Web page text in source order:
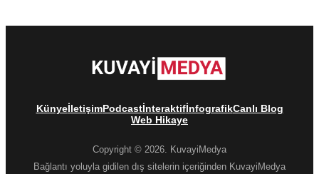
KünyeİletişimPodcastİnteraktifİnfografikCanlı Blog
Web Hikaye
Copyright © 2026. KuvayiMedya
Bağlantı yoluyla gidilen dış sitelerin içeriğinden KuvayiMedya